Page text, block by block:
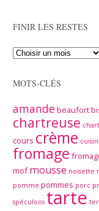
FINIR LES RESTES
MOTS-CLÉS
amandebeaufort
chartreuse
cours crème
fromage
mof mousse noisette
pomme pommes porc
spéculoos tarte